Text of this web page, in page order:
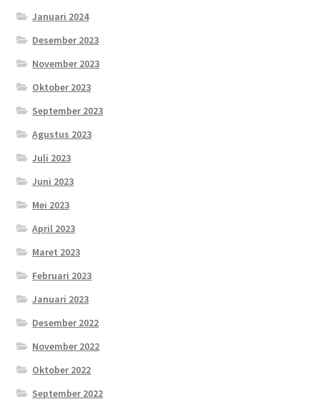
Januari 2024
Desember 2023
November 2023
Oktober 2023
September 2023
Agustus 2023
Juli 2023
Juni 2023
Mei 2023
April 2023
Maret 2023
Februari 2023
Januari 2023
Desember 2022
November 2022
Oktober 2022
September 2022